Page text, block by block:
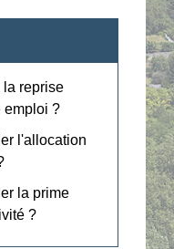
la reprise
emploi ?
l'allocation
la prime
?